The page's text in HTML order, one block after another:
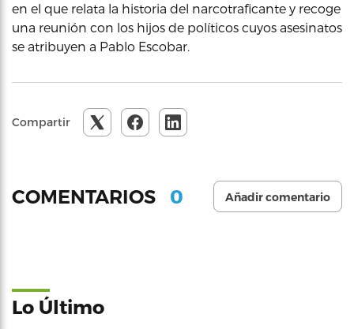
en el que relata la historia del narcotraficante y recoge
una reunión con los hijos de políticos cuyos asesinatos
se atribuyen a Pablo Escobar.
Compartir
COMENTARIOS 0 Añadir comentario
Lo Último